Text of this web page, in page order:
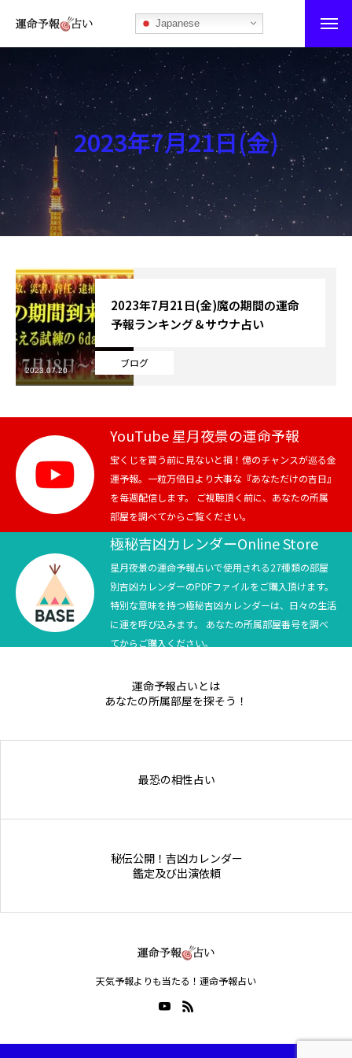
Japanese
運命予報占い
運命予報占いとは
あなたの所属部屋を探そう！
最恐の相性占い
秘伝公開！吉凶カレンダー
記事カテゴリー
ブログ
お知らせ
芸能界
テニス
スポーツ
競馬
テニス四大大会・五輪
テニス四大大会・五輪
2023年7月21日(金)
ブログ
2023年7月21日(金)魔の期間の運命
予報ランキング＆サウナ占い
2023.07.20
YouTube 星月夜景の運命予報
宝くじを買う前に見ないと損！億のチャンスが巡る金
運予報。一粒万倍日より大事な『あなただけの吉日』
を毎週配信します。 ご視聴頂く前に、あなたの所属
部屋を調べてからご覧ください。
極秘吉凶カレンダーOnline Store
星月夜景の運命予報占いで使用される27種類の部屋
別吉凶カレンダーのPDFファイルをご購入頂けます。
特別な意味を持つ極秘吉凶カレンダーは、日々の生活
に運を呼び込みます。 あなたの所属部屋番号を調べ
てからご購入ください。
運命予報占いとは
あなたの所属部屋を探そう！
最恐の相性占い
秘伝公開！吉凶カレンダー
鑑定及び出演依頼
天気予報よりも当たる！運命予報占い